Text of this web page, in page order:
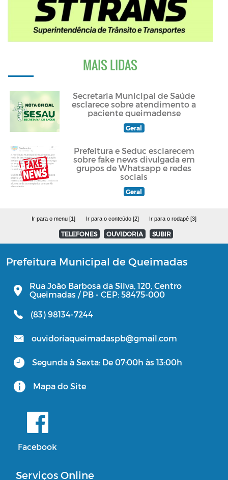
MAIS LIDAS
Secretaria Municipal de Saúde
esclarece sobre atendimento a
paciente queimadense
Geral
Prefeitura e Seduc esclarecem
sobre fake news divulgada em
grupos de Whatsapp e redes
sociais
Geral
Ir para o menu [1] Ir para o conteúdo [2] Ir para o rodapé [3]
TELEFONES OUVIDORIA SUBIR
Prefeitura Municipal de Queimadas
Rua João Barbosa da Silva, 120, Centro
Queimadas / PB - CEP: 58475-000
(83) 98134-7244
ouvidoriaqueimadaspb@gmail.com
Segunda à Sexta: De 07:00h às 13:00h
Mapa do Site
Facebook
Serviços Online